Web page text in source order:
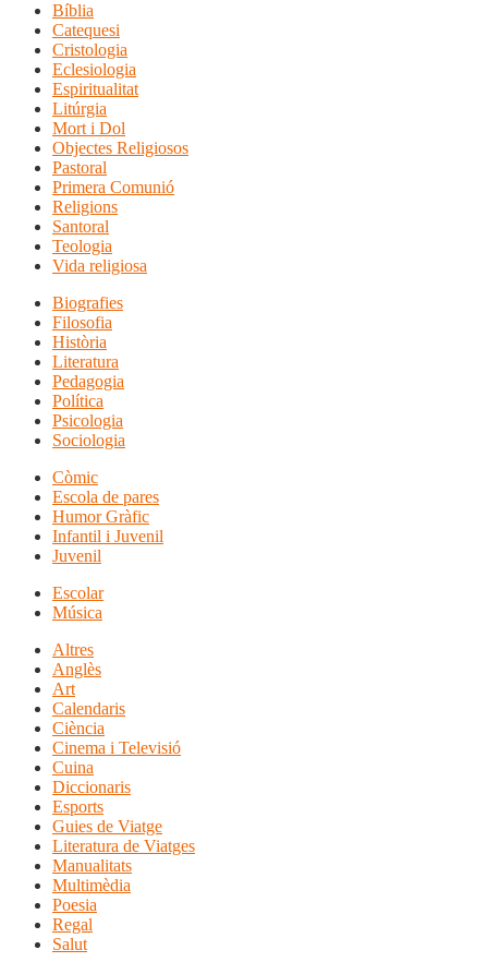
Bíblia
Catequesi
Cristologia
Eclesiologia
Espiritualitat
Litúrgia
Mort i Dol
Objectes Religiosos
Pastoral
Primera Comunió
Religions
Santoral
Teologia
Vida religiosa
Biografies
Filosofia
Història
Literatura
Pedagogia
Política
Psicologia
Sociologia
Còmic
Escola de pares
Humor Gràfic
Infantil i Juvenil
Juvenil
Escolar
Música
Altres
Anglès
Art
Calendaris
Ciència
Cinema i Televisió
Cuina
Diccionaris
Esports
Guies de Viatge
Literatura de Viatges
Manualitats
Multimèdia
Poesia
Regal
Salut